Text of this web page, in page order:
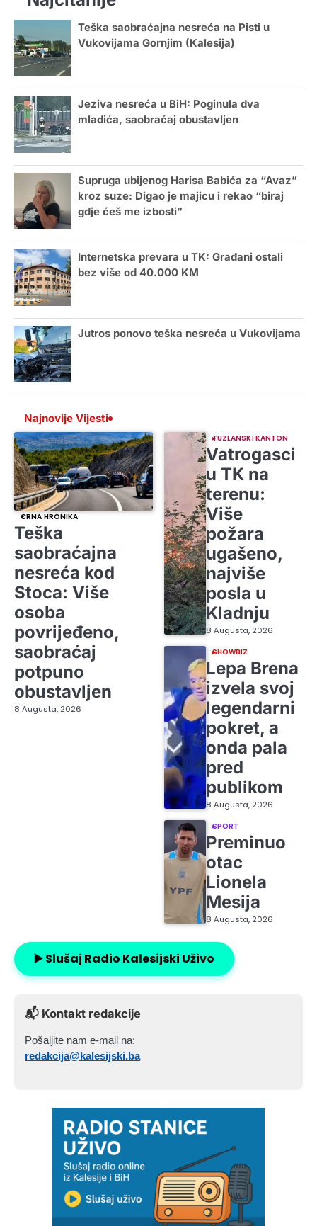
Teška saobraćajna nesreća na Pisti u
Vukovijama Gornjim (Kalesija)
Jeziva nesreća u BiH: Poginula dva
mladića, saobraćaj obustavljen
Supruga ubijenog Harisa Babića za “Avaz”
kroz suze: Digao je majicu i rekao “biraj
gdje ćeš me izbosti”
Internetska prevara u TK: Građani ostali
bez više od 40.000 KM
Jutros ponovo teška nesreća u Vukovijama
Najnovije Vijesti
CRNA HRONIKA
Teška
saobraćajna
nesreća kod
Stoca: Više
osoba
povrijeđeno,
saobraćaj
potpuno
obustavljen
8 Augusta, 2026
TUZLANSKI KANTON
Vatrogasci
u TK na
terenu:
Više
požara
ugašeno,
najviše
posla u
Kladnju
8 Augusta, 2026
SHOWBIZ
Lepa Brena
izvela svoj
legendarni
pokret, a
onda pala
pred
publikom
8 Augusta, 2026
SPORT
Preminuo
otac
Lionela
Mesija
8 Augusta, 2026
▶️ Slušaj Radio Kalesijski Uživo
📬 Kontakt redakcije
Pošaljite nam e-mail na:
redakcija@kalesijski.ba